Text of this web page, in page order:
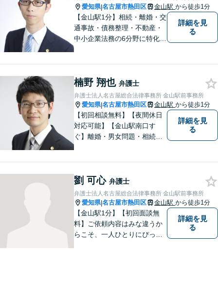
愛知県|名古屋市熱田区 金山駅 から徒歩1分
【金山駅1分】相続・離婚・交
通事故・債務整理・不動産・
中小企業法務の6分野に特化！
ーションを重視し、情報連携
を図りながら納得の解決へと
導いてまいります。
詳細を見
る
楠野 翔也 弁護士
弁護士法人名古屋総合法律事務所 金山駅前事務所
愛知県|名古屋市熱田区 金山駅 から徒歩1分
【初回相談無料】【夜間休日
対応可能】【金山駅南口す
ぐ】離婚・男女問題・相続・
詳細を見
る
劉 可心 弁護士
弁護士法人名古屋総合法律事務所 金山駅前事務所
愛知県|名古屋市熱田区 金山駅 から徒歩1分
【金山駅1分】【初回面談無
料】ご依頼内容はみな違うか
らこそ、一人ひとりにぴった
詳細を見
る